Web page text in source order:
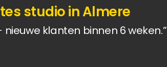
studio in Almere
nieuwe klanten binnen 6 weken.”